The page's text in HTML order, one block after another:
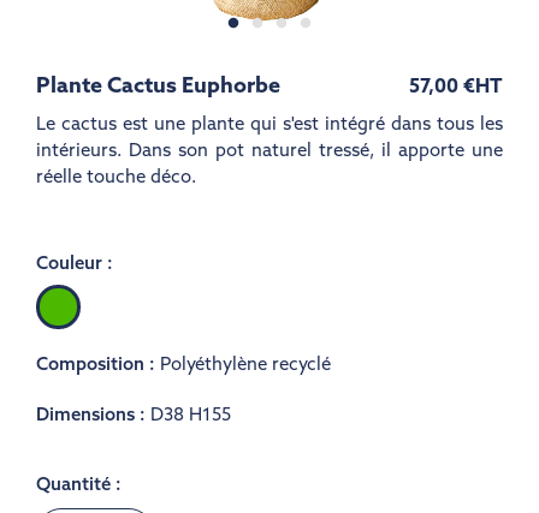
Plante Cactus Euphorbe 57,00 €HT
Le cactus est une plante qui s'est intégré dans tous les
intérieurs. Dans son pot naturel tressé, il apporte une
réelle touche déco.
Couleur :
Vert
moyen
Composition : Polyéthylène recyclé
Dimensions : D38 H155
Quantité :